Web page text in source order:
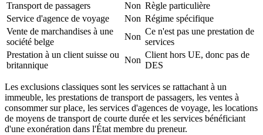
Transport de passagers
Non Règle particulière
Service d'agence de voyage
Non Régime spécifique
Vente de marchandises à une
société belge
Non
Ce n'est pas une prestation de
services
Prestation à un client suisse ou
britannique
Non
Client hors UE, donc pas de
DES
Les exclusions classiques sont les services se rattachant à un
immeuble, les prestations de transport de passagers, les ventes à
consommer sur place, les services d'agences de voyage, les locations
de moyens de transport de courte durée et les services bénéficiant
d'une exonération dans l'État membre du preneur.